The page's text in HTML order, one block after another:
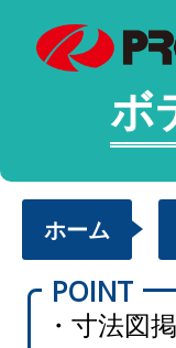
ボ
ホーム
POINT
・寸法図